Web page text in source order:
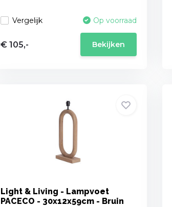
Vergelijk Op voorraad
€ 105,- Bekijken
Light & Living - Lampvoet
PACECO - 30x12x59cm - Bruin